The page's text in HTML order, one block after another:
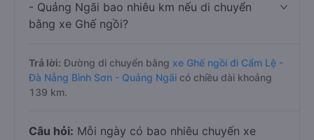
- Quảng Ngãi bao nhiêu km nếu di chuyển
bằng xe Ghế ngồi?
Trả lời: Đường di chuyển bằng xe Ghế ngồi đi Cẩm Lệ -
Đà Nẵng Bình Sơn - Quảng Ngãi có chiều dài khoảng
139 km.
Câu hỏi: Mỗi ngày có bao nhiêu chuyến xe